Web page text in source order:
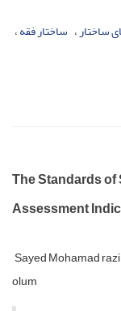
ساختار ساختار فقه
The Standards
Assessment
Sayed Mohamad
olum